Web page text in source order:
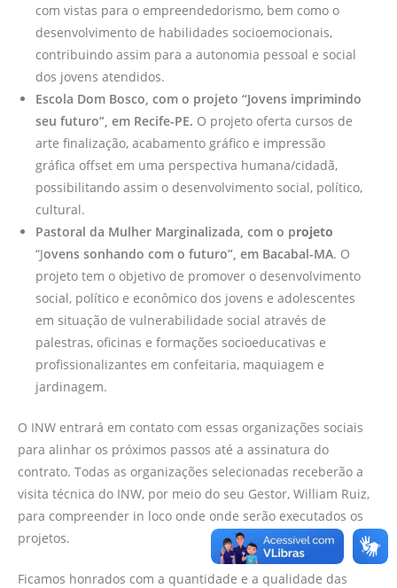
com vistas para o empreendedorismo, bem como o
desenvolvimento de habilidades socioemocionais,
contribuindo assim para a autonomia pessoal e social
dos jovens atendidos.
Escola Dom Bosco, com o projeto “Jovens imprimindo
seu futuro”, em Recife-PE. O projeto oferta cursos de
arte finalização, acabamento gráfico e impressão
gráfica offset em uma perspectiva humana/cidadã,
possibilitando assim o desenvolvimento social, político,
cultural.
Pastoral da Mulher Marginalizada, com o projeto
“Jovens sonhando com o futuro”, em Bacabal-MA. O
projeto tem o objetivo de promover o desenvolvimento
social, político e econômico dos jovens e adolescentes
em situação de vulnerabilidade social através de
palestras, oficinas e formações socioeducativas e
profissionalizantes em confeitaria, maquiagem e
jardinagem.
O INW entrará em contato com essas organizações sociais
para alinhar os próximos passos até a assinatura do
contrato. Todas as organizações selecionadas receberão a
visita técnica do INW, por meio do seu Gestor, William Ruiz,
para compreender in loco onde onde serão executados os
projetos.
Ficamos honrados com a quantidade e a qualidade das